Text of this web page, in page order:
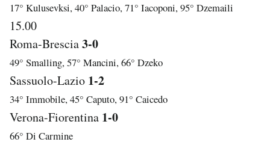
17° Kulusevksi, 40° Palacio, 71° Iacoponi, 95° Dzemaili
15.00
Roma-Brescia3-0
49° Smalling, 57° Mancini, 66° Dzeko
Sassuolo-Lazio 1-2
34° Immobile, 45° Caputo, 91° Caicedo
Verona-Fiorentina 1-0
66° Di Carmine